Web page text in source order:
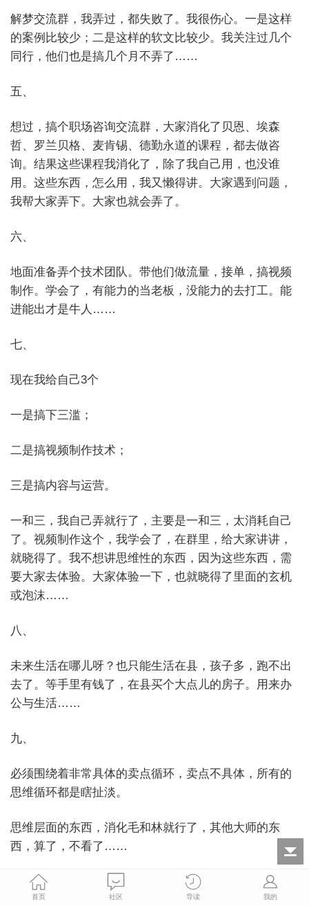
解梦交流群，我弄过，都失败了。我很伤心。一是这样
的案例比较少；二是这样的软文比较少。我关注过几个
同行，他们也是搞几个月不弄了……
五、
想过，搞个职场咨询交流群，大家消化了贝恩、埃森
哲、罗兰贝格、麦肯锡、德勤永道的课程，都去做咨
询。结果这些课程我消化了，除了我自己用，也没谁
用。这些东西，怎么用，我又懒得讲。大家遇到问题，
我帮大家弄下。大家也就会弄了。
六、
地面准备弄个技术团队。带他们做流量，接单，搞视频
制作。学会了，有能力的当老板，没能力的去打工。能
进能出才是牛人……
七、
现在我给自己3个
一是搞下三滥；
二是搞视频制作技术；
三是搞内容与运营。
一和三，我自己弄就行了，主要是一和三，太消耗自己
了。视频制作这个，我学会了，在群里，给大家讲讲，
就晓得了。我不想讲思维性的东西，因为这些东西，需
要大家去体验。大家体验一下，也就晓得了里面的玄机
或泡沫……
八、
未来生活在哪儿呀？也只能生活在县，孩子多，跑不出
去了。等手里有钱了，在县买个大点儿的房子。用来办
公与生活……
九、
必须围绕着非常具体的卖点循环，卖点不具体，所有的
思维循环都是瞎扯淡。
思维层面的东西，消化毛和林就行了，其他大师的东
西，算了，不看了……
……
首页 社区 导读 我的